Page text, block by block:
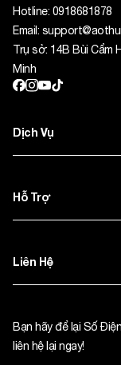
Hotline: 0918681878
Email:
Trụ sở: 14B Bùi Cẩm
Minh
Dịch Vụ
Hỗ Trợ
Liên Hệ
Bạn hãy để lại Số
liên hệ lại ngay!